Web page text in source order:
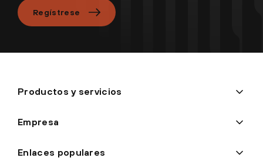
Regístrese
Productos y servicios
Empresa
Enlaces populares